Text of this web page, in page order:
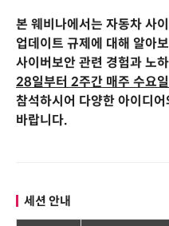
본 웨비나에서는 자동차 사
업데이트 규제에 대해 알아
사이버보안 관련 경험과 노
28일부터 2주간 매주 수요
참석하시어 다양한 아이디
바랍니다.
세션 안내